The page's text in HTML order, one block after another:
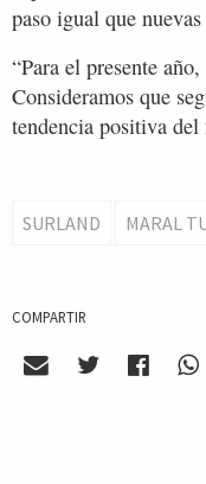
paso igual que
“Para el presente
Consideramos que
tendencia positiva
SURLAND MARAL
COMPARTIR